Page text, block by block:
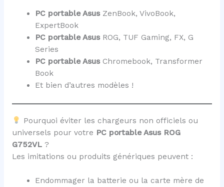
PC portable Asus ZenBook, VivoBook,
ExpertBook
PC portable Asus ROG, TUF Gaming, FX, G
Series
PC portable Asus Chromebook, Transformer
Book
Et bien d’autres modèles !
Pourquoi éviter les chargeurs non officiels ou
universels pour votre PC portable Asus ROG
G752VL?
Les imitations ou produits génériques peuvent :
Endommager la batterie ou la carte mère de